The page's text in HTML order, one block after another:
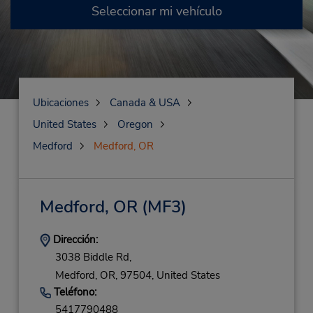
Seleccionar mi vehículo
Ubicaciones
Canada & USA
United States
Oregon
Medford
Medford, OR
Medford, OR(MF3)
Dirección:
3038 Biddle Rd,
Medford, OR, 97504, United States
Teléfono:
5417790488